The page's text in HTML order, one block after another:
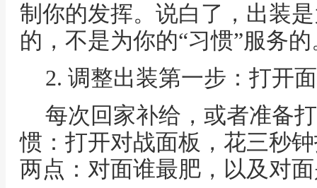
制你的发挥。说白了，出装
的，不是为你的“习惯”服务的
2. 调整出装第一步：打开
每次回家补给，或者准备
惯：打开对战面板，花三秒
两点：对面谁最肥，以及对